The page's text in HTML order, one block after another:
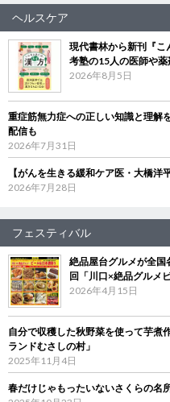
ヘルスケア
現代書林から新刊『
考塾の15人の医師や
2026年8月5日
重症筋無力症への正しい知識と理
配信も
2026年7月31日
【がんを生きる緩和ケア医・大橋
2026年7月28日
フェスティバル
絶品屋台グルメが全
回「川口×絶品グルメ
2026年4月15日
自分で収穫した秋野菜を使って芋
ランドむさしの村」
2025年11月4日
春だけじゃもったいないさくらの名